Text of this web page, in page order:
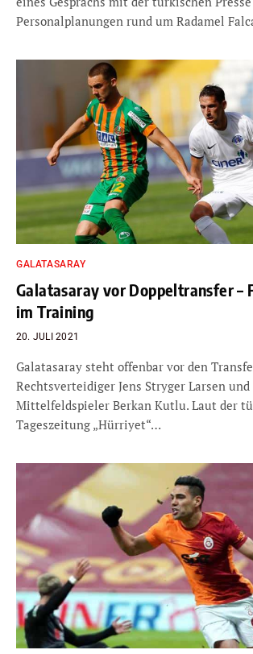
Personalplanungen rund um Radamel
GALATASARAY
Galatasaray vor Doppeltransfer –
im Training
20. JULI 2021
Galatasaray steht offenbar vor den
Rechtsverteidiger Jens Stryger Larsen und
Mittelfeldspieler Berkan Kutlu. Laut der
Tageszeitung „Hürriyet“…